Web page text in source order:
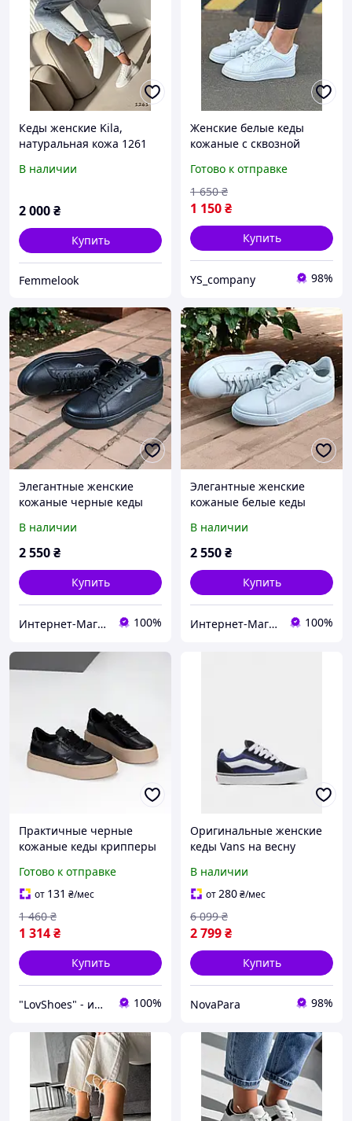
Кеды женские Kila,
натуральная кожа 1261
В наличии
2 000₴
Купить
Femmelook
Женские белые кеды
кожаные с сквозной
дышащие кроссовки
сетка на весну лето из
натуральной кожи.
Готово к отправке
1 150₴
1 650 ₴
Купить
YS_company 98%
Элегантные женские
кожаные черные кеды
Натуральная кожа Весна
Осень 36-41 р
В наличии
2 550₴
Купить
Интернет-Магазин СкороХод 100%
Элегантные женские
кожаные белые кеды
Натуральная кожа Весна
Осень 36-41 р
В наличии
2 550₴
Купить
Интернет-Магазин СкороХод 100%
Практичные черные
кожаные кеды крипперы
подошве натуральная
кожа весна осень
Готово к отправке
от 131 ₴/мес
1 314₴
1 460 ₴
Купить
"LovShoes" - интернет-магазин женской обуви 100%
Оригинальные женские
кеды Vans на весну
В наличии
от280₴/мес
2 799₴
6 099 ₴
Купить
NovaPara 98%